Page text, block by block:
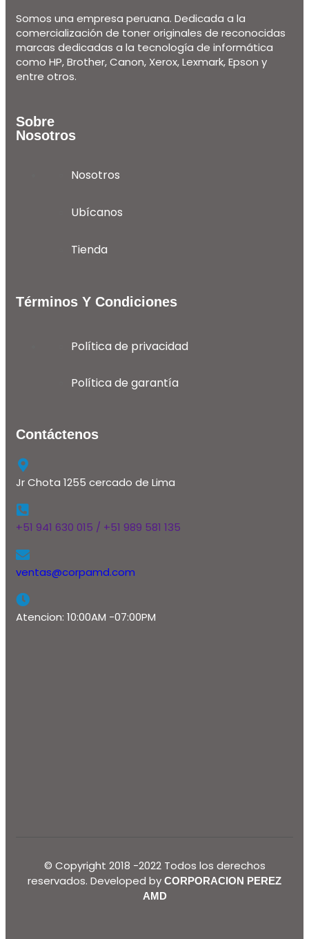
Somos una empresa peruana. Dedicada a la
comercialización de toner originales de reconocidas
marcas dedicadas a la tecnología de informática
como HP, Brother, Canon, Xerox, Lexmark, Epson y
entre otros.
Sobre
Nosotros
Nosotros
Ubícanos
Tienda
Términos Y Condiciones
Política de privacidad
Política de garantía
Contáctenos
Jr Chota 1255 cercado de Lima
+51 941 630 015 / +51 989 581 135
ventas@corpamd.com
Atencion: 10:00AM -07:00PM
© Copyright 2018 -2022 Todos los derechos
reservados. Developed by CORPORACION PEREZ
AMD